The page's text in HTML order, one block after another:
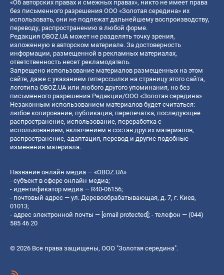
«Об авторских правах и смежных правах», никто не имеет права
без письменного разрешения ООО «Золотая середина» их
использовать, они не подлежат дальнейшему воспроизводству,
переводу, распространению в любой форме.
Редакция OBOZ.UA может не разделять точку зрения,
изложенную в авторском материале. За достоверность
информации, размещенной в рекламных материалах,
ответственность несет рекламодатель.
Запрещено использование материалов размещенных на этом
сайте, даже с указанием гиперссылки на страницу этого сайта,
логотипа OBOZ.UA или любого другого упоминания, но без
письменного разрешения Редакции/ООО «Золотая середина»
Незаконным использованием материалов будет считаться:
любое копирование, публикация, перепечатка, последующее
распространение, использование, переработка с
использованием, включением в состав других материалов,
распространение, адаптация, перевод и другие подобные
изменения материала.
Название онлайн медиа — «OBOZ.UA»
- субъект в сфере онлайн медиа;
- идентификатор медиа — R40-06156;
- почтовый адрес — ул. Деревообрабатывающая, д. 7, г. Киев,
01013;
- адрес электронной почты — [email protected]; - телефон — (044)
585 46 20
© 2026 Все права защищены, ООО "Золотая середина".